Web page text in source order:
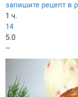
запишите рецепт в
1 ч.
14
5.0
–